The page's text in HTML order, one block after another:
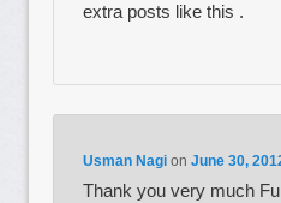
extra posts like this .
Usman Nagi onJune 30,
Thank you very much